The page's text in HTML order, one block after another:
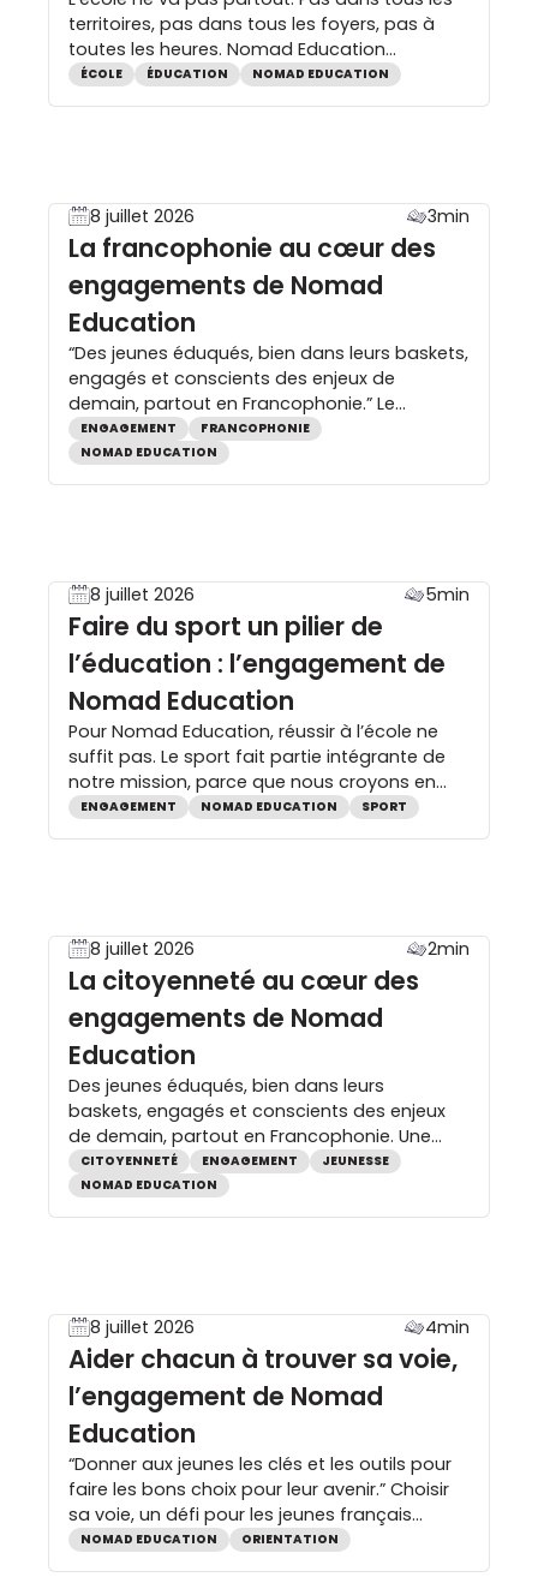
territoires, pas dans tous les foyers, pas à
toutes les heures. Nomad Education
s’engage à la prolonger là où elle manque,
sur l’outil le plus démocratique qui soit : le
ÉCOLE ÉDUCATION NOMAD EDUCATION
8 juillet 2026 3min
La francophonie au cœur des
engagements de Nomad
Education
“Des jeunes éduqués, bien dans leurs baskets,
engagés et conscients des enjeux de
demain, partout en Francophonie.” Le
français, langue d’avenir Nomad Education
promeut la langue française à travers le
monde. Parce que le français n’est pas
ENGAGEMENT
FRANCOPHONIE
NOMAD EDUCATION
8 juillet 2026 5min
Faire du sport un pilier de
l’éducation : l’engagement de
Nomad Education
Pour Nomad Education, réussir à l’école ne
suffit pas. Le sport fait partie intégrante de
notre mission, parce que nous croyons en
des jeunes éduqués, bien dans leurs baskets,
engagés et conscients des enjeux de demain
ENGAGEMENT NOMAD EDUCATION SPORT
8 juillet 2026 2min
La citoyenneté au cœur des
engagements de Nomad
Education
Des jeunes éduqués, bien dans leurs
baskets, engagés et conscients des enjeux
de demain, partout en Francophonie. Une
urgence à agir Les jeunes d’aujourd’hui sont
les citoyens de demain. Pourtant, les chiffres
alertent sur leur rapport à l’information, à la
CITOYENNETÉ ENGAGEMENT
JEUNESSE
NOMAD EDUCATION
8 juillet 2026 4min
Aider chacun à trouver sa voie,
l’engagement de Nomad
Education
“Donner aux jeunes les clés et les outils pour
faire les bons choix pour leur avenir.” Choisir
sa voie, un défi pour les jeunes français
Chaque année, des milliers de jeunes font
face à l’un des choix les plus importants de
NOMAD EDUCATION ORIENTATION